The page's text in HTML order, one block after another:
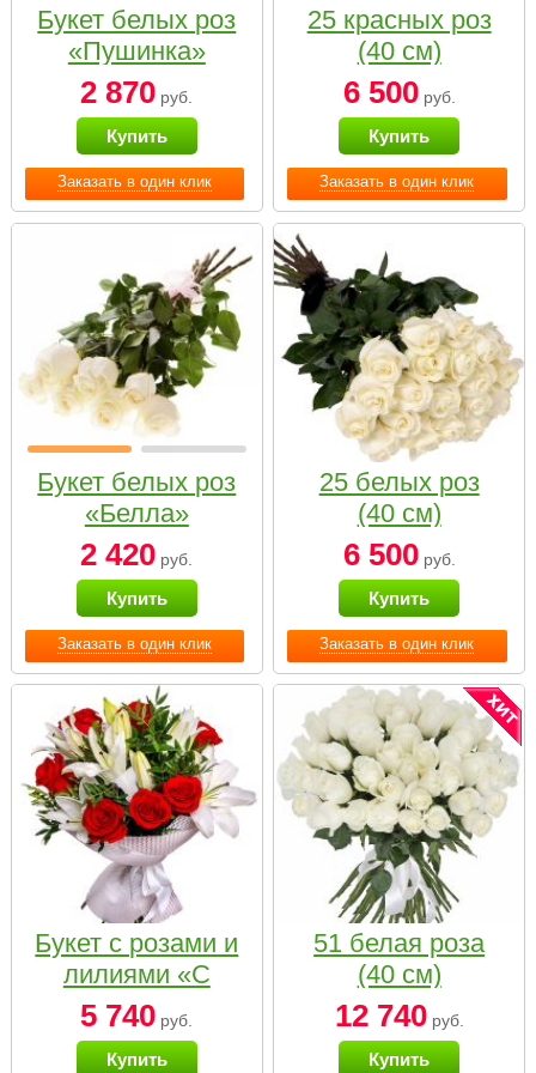
Заказать в один клик
Букет белых роз
«Пушинка»
2 870 руб.
Купить
Заказать в один клик
25 красных роз
(40 см)
6 500руб.
Купить
Заказать в один клик
Букет белых роз
«Белла»
2 420 руб.
Купить
Заказать в один клик
25 белых роз
(40 см)
6 500руб.
Купить
Букет с розами и
лилиями «С
наилучшими
пожеланиями»
5 740 руб.
Купить
51 белая роза
(40 см)
12 740руб.
Купить